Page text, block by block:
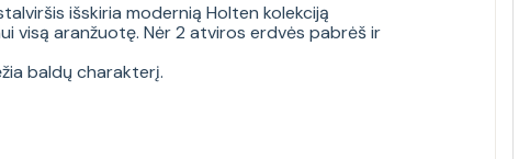
išskiria modernią Holten kolekciją
visą aranžuotę. Nėr 2 atviros erdvės pabrėš ir
baldų charakterį.